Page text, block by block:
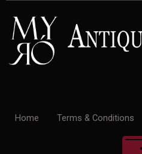
Home Terms & Conditions